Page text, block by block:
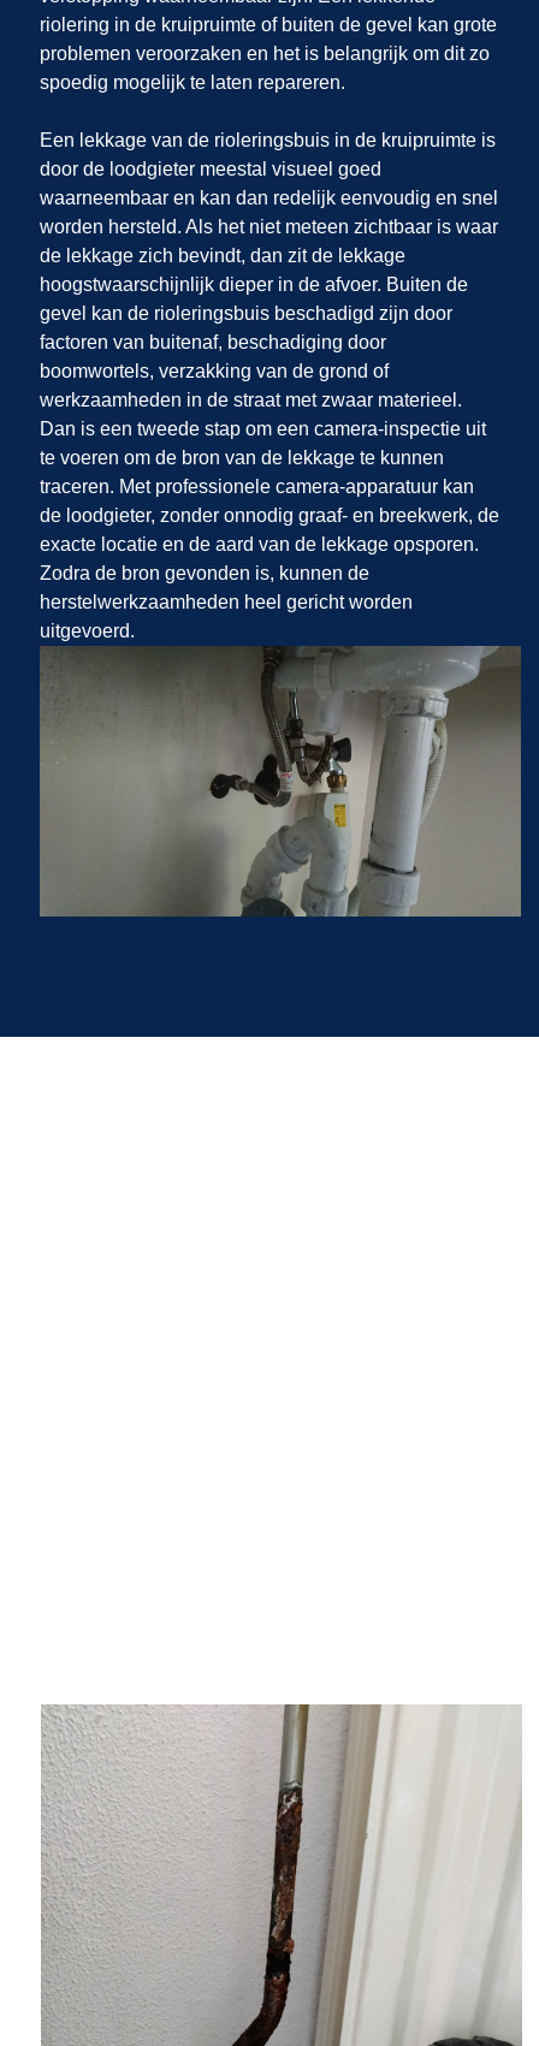
riolering in de kruipruimte of buiten de gevel kan grote
problemen veroorzaken en het is belangrijk om dit zo
spoedig mogelijk te laten repareren.
Een lekkage van de rioleringsbuis in de kruipruimte is
door de loodgieter meestal visueel goed
waarneembaar en kan dan redelijk eenvoudig en snel
worden hersteld. Als het niet meteen zichtbaar is waar
de lekkage zich bevindt, dan zit de lekkage
hoogstwaarschijnlijk dieper in de afvoer. Buiten de
gevel kan de rioleringsbuis beschadigd zijn door
factoren van buitenaf, beschadiging door
boomwortels, verzakking van de grond of
werkzaamheden in de straat met zwaar materieel.
Dan is een tweede stap om een camera-inspectie uit
te voeren om de bron van de lekkage te kunnen
traceren. Met professionele camera-apparatuur kan
de loodgieter, zonder onnodig graaf- en breekwerk, de
exacte locatie en de aard van de lekkage opsporen.
Zodra de bron gevonden is, kunnen de
herstelwerkzaamheden heel gericht worden
uitgevoerd.